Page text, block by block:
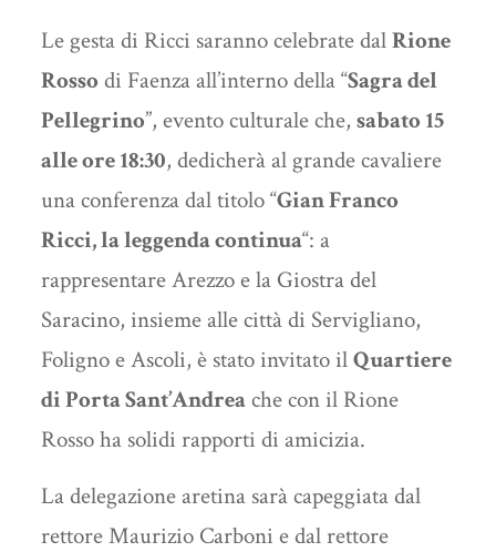
Le gesta di Ricci saranno celebrate dalRione
Rosso di Faenza all’interno della “Sagra del
Pellegrino”, evento culturale che, sabato 15
alle ore 18:30, dedicherà al grande cavaliere
una conferenza dal titolo “Gian Franco
Ricci, la leggenda continua“: a
rappresentare Arezzo e la Giostra del
Saracino, insieme alle città di Servigliano,
Foligno e Ascoli, è stato invitato ilQuartiere
di Porta Sant’Andreache con il Rione
Rosso ha solidi rapporti di amicizia.
La delegazione aretina sarà capeggiata dal
rettore Maurizio Carboni e dal rettore